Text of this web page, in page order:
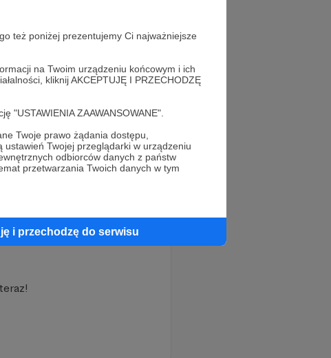
też poniżej prezentujemy Ci najważniejsze
na Twoim urządzeniu końcowym i ich
kliknij AKCEPTUJĘ I PRZECHODZĘ
ZAAWANSOWANE".
Twoje prawo żądania dostępu,
Twojej przeglądarki w urządzeniu
odbiorców danych z państw
przetwarzania Twoich danych w tym
i przechodzę do serwisu